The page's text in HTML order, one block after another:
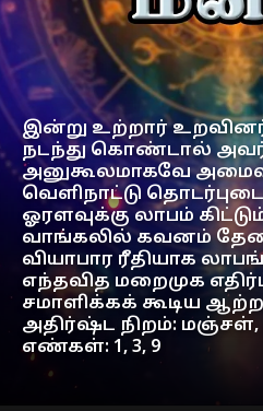
இன்று உற்றார்
நடந்து கொண்டால்
அனுகூலமாகவே
வெளிநாட்டு
ஓரளவுக்கு லாபம்
வாங்கலில் கவனம்
வியாபார ரீதியாக
எந்தவித மறைமுக
சமாளிக்கக் கூடிய
அதிர்ஷ்ட நிறம்:
எண்கள்: 1, 3, 9